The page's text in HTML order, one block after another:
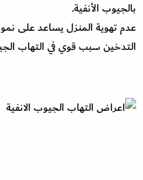
بالجيوب الأنفية.
عدم تهوية المنزل يساعد على نمو
التدخين سبب قوي في التهاب